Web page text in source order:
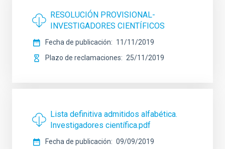
RESOLUCIÓN PROVISIONAL-
INVESTIGADORES CIENTÍFICOS
Fecha de publicación
11/11/2019
Plazo de reclamaciones
25/11/2019
Lista definitiva admitidos alfabética.
Investigadores científica.pdf
Fecha de publicación 09/09/2019